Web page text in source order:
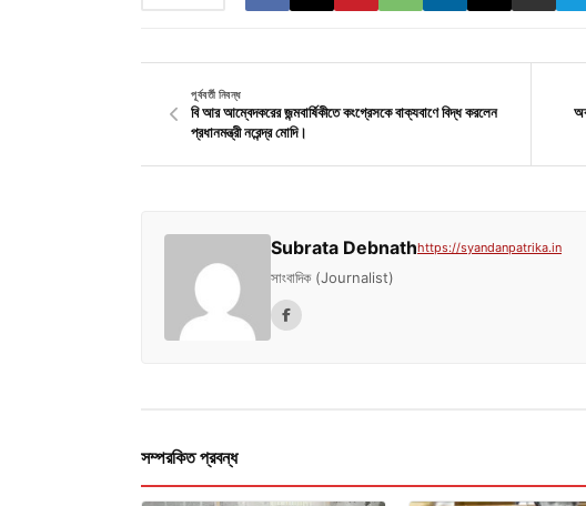
পূর্ববর্তী নিবন্ধ
বি আর আম্বেদকরের জন্মবার্ষিকীতে কংগ্রেসকে বাক্যবাণে বিদ্ধ করলেন
প্রধানমন্ত্রী নরেন্দ্র মোদি।
Subrata Debnathhttps://syandanpatrika.in
সাংবাদিক (Journalist)
সম্পরকিত প্রবন্ধ